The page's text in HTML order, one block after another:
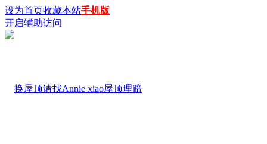
设为首页收藏本站手机版
开启辅助访问